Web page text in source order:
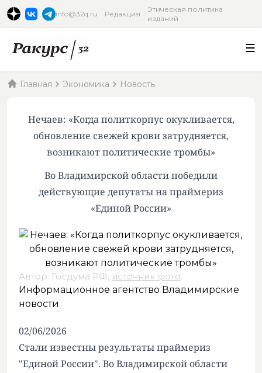
info@32q.ru Редакция
Этическая политика
изданий
Главная Экономика Новость
Нечаев: «Когда политкорпус окукливается,
обновление свежей крови затрудняется,
возникают политические тромбы»
Во Владимирской области победили
действующие депутаты на праймериз
«Единой России»
Автор: Госдума РФ, источник фото.
Информационное агентство Владимирские
новости
02/06/2026
Стали известны результаты праймериз
"Единой России". Во Владимирской области